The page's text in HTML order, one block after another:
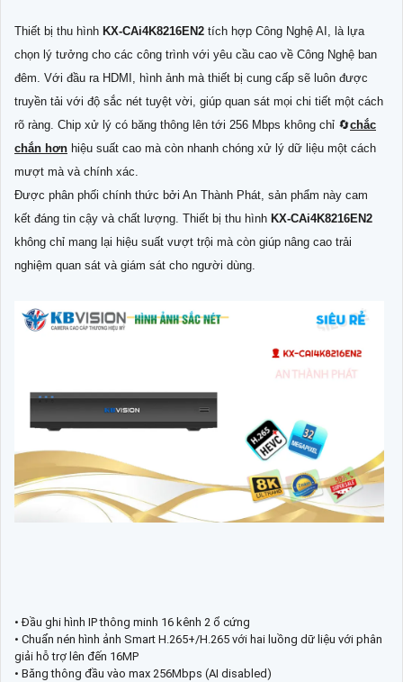
Thiết bị thu hình KX-CAi4K8216EN2 tích hợp Công Nghệ AI, là lựa
chọn lý tưởng cho các công trình với yêu cầu cao về Công Nghệ ban
đêm. Với đầu ra HDMI, hình ảnh mà thiết bị cung cấp sẽ luôn được
truyền tải với độ sắc nét tuyệt vời, giúp quan sát mọi chi tiết một cách
rõ ràng. Chip xử lý có băng thông lên tới 256 Mbps không chỉ 🔄chắc
chắn hơn hiệu suất cao mà còn nhanh chóng xử lý dữ liệu một cách
mượt mà và chính xác.
Được phân phối chính thức bởi An Thành Phát, sản phẩm này cam
kết đáng tin cậy và chất lượng. Thiết bị thu hình KX-CAi4K8216EN2
không chỉ mang lại hiệu suất vượt trội mà còn giúp nâng cao trải
nghiệm quan sát và giám sát cho người dùng.
• Đầu ghi hình IP thông minh 16 kênh 2 ổ cứng
• Chuẩn nén hình ảnh Smart H.265+/H.265 với hai luồng dữ liệu với phân
giải hỗ trợ lên đến 16MP
• Băng thông đầu vào max 256Mbps (AI disabled)